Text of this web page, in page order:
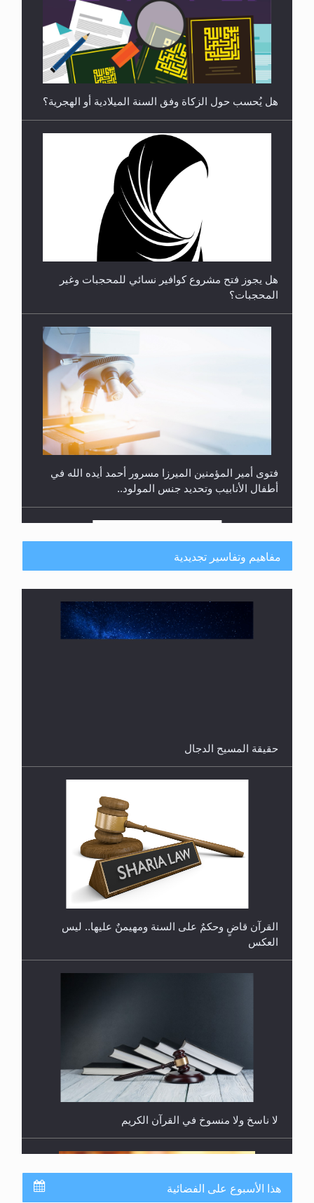
رأيٌ في لغة المسيح الموعود عليه السلام ..«3» نظرة
في شعر المسيح الموعود عليه السلام.....
**الحصن الحصين من وساوس المعارضين ...**...
هل يُحسب حول الزكاة وفق السنة الميلادية أو الهجرية؟
المحجبات؟
أطفال الأنابيب وتحديد جنس المولود..
هل تعتبر الأشفار الاصطناعية (الرموش الاصطناعية)
والأظافر البلاستيكية وطلاء الأظافر حاجبا للوضوء وهل
يُسمح الصلاة بها؟
مفاهيم وتفاسير تجديدية
حقيقة المسيح الدجال
القرآن قاضٍ وحكمٌ على السنة ومهيمنٌ عليها.. ليس
العكس
لا ناسخ ولا منسوخ في القرآن الكريم
هذا الأسبوع على الفضائية